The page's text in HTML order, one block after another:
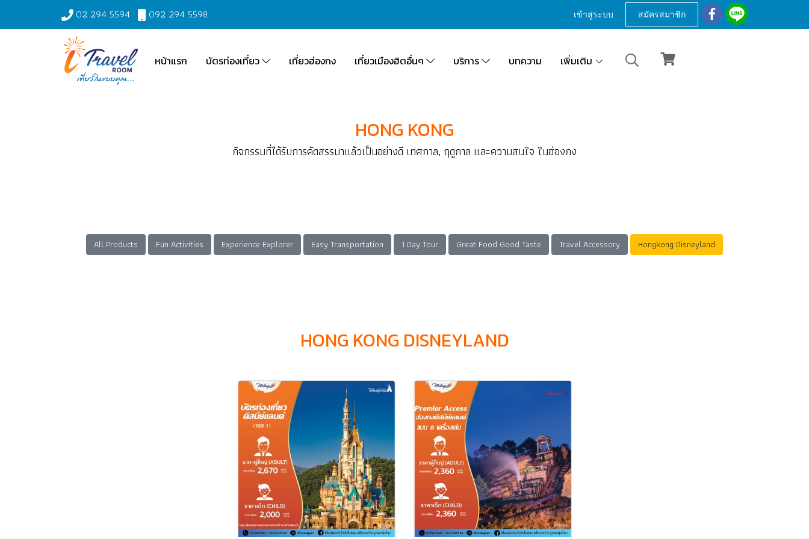
02 294 5594 092 294 5598 เข้าสู่ระบบ สมัครสมาชิก
หน้าแรก บัตรท่องเที่ยว เที่ยวฮ่องกง เที่ยวเมืองฮิตอื่นๆ บริการ บทความ เพิ่มเติม
HONG KONG
กิจกรรมที่ได้รับการคัดสรรมาแล้วเป็นอย่างดี เทศกาล, ฤดูกาล และความสนใจ ในฮ่องกง
All Products Fun Activities Experience Explorer Easy Transportation 1 Day Tour Great Food Good Taste Travel Accessory Hongkong Disneyland
HONG KONG DISNEYLAND